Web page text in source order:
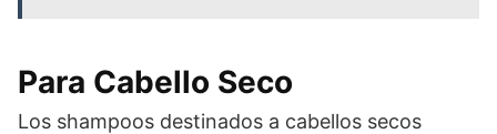
Para Cabello Seco
Los shampoos destinados a cabellos secos